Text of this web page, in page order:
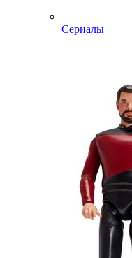
Сериалы